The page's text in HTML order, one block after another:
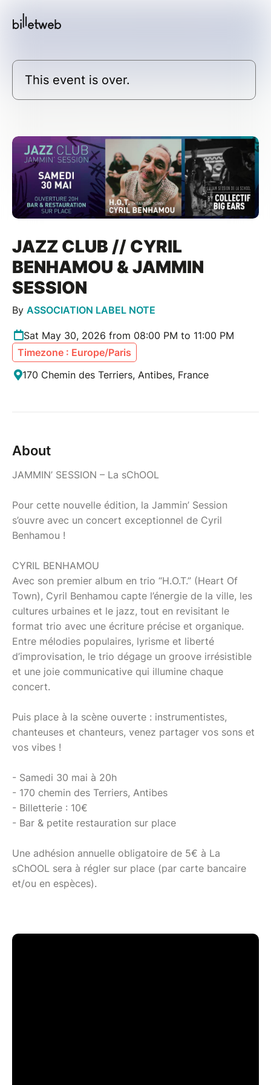
This event is over.
JAZZ CLUB // CYRIL
BENHAMOU & JAMMIN
SESSION
By ASSOCIATION LABEL NOTE
Sat May 30, 2026 from 08:00 PM to 11:00 PM
Timezone : Europe/Paris
170 Chemin des Terriers, Antibes, France
About
JAMMIN’ SESSION – La sChOOL
Pour cette nouvelle édition, la Jammin’ Session
s’ouvre avec un concert exceptionnel de Cyril
Benhamou !
CYRIL BENHAMOU
Avec son premier album en trio “H.O.T.” (Heart Of
Town), Cyril Benhamou capte l’énergie de la ville, les
cultures urbaines et le jazz, tout en revisitant le
format trio avec une écriture précise et organique.
Entre mélodies populaires, lyrisme et liberté
d’improvisation, le trio dégage un groove irrésistible
et une joie communicative qui illumine chaque
concert.
Puis place à la scène ouverte : instrumentistes,
chanteuses et chanteurs, venez partager vos sons et
vos vibes !
- Samedi 30 mai à 20h
- 170 chemin des Terriers, Antibes
- Billetterie : 10€
- Bar & petite restauration sur place
Une adhésion annuelle obligatoire de 5€ à La
sChOOL sera à régler sur place (par carte bancaire
et/ou en espèces).